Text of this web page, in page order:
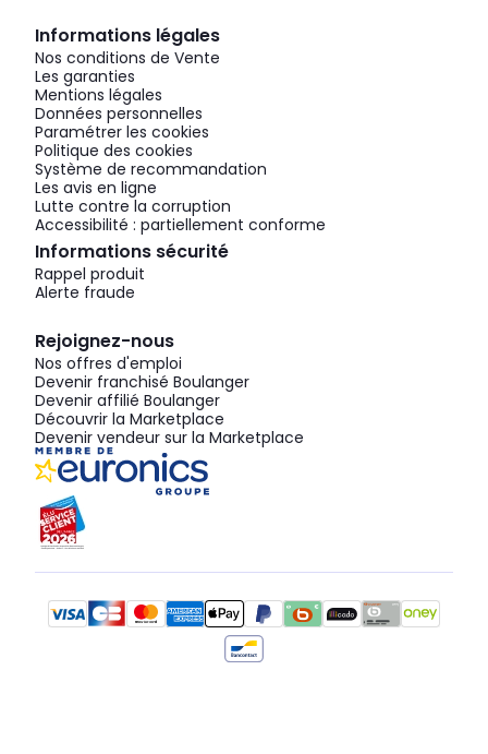
Informations légales
Nos conditions de Vente
Les garanties
Mentions légales
Données personnelles
Paramétrer les cookies
Politique des cookies
Système de recommandation
Les avis en ligne
Lutte contre la corruption
Accessibilité : partiellement conforme
Informations sécurité
Rappel produit
Alerte fraude
Rejoignez-nous
Nos offres d'emploi
Devenir franchisé Boulanger
Devenir affilié Boulanger
Découvrir la Marketplace
Devenir vendeur sur la Marketplace